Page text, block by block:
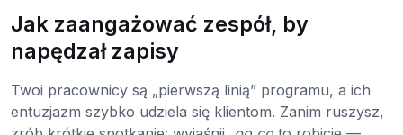
Jak zaangażować zespół, by
napędzał zapisy
Twoi pracownicy są „pierwszą linią” programu, a ich
entuzjazm szybko udziela się klientom. Zanim ruszysz,